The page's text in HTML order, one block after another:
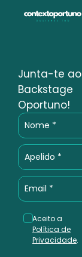
Junta-te ao
Backstage
Oportuno!
Aceito a
Política de
Privacidade.